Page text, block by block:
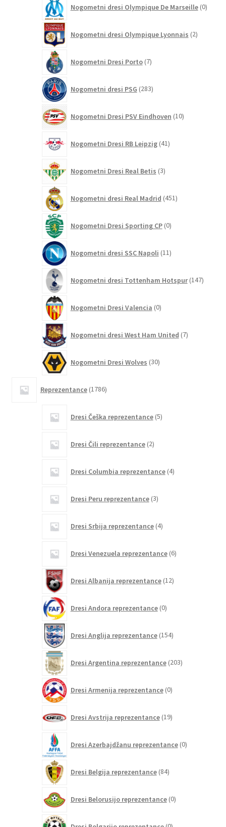
Nogometni dresi Olympique De Marseille 0
Nogometni dresi Olympique Lyonnais 2izdelka
Nogometni Dresi Porto 7izdelkov
Nogometni dresi PSG 283izdelkov
Nogometni Dresi PSV Eindhoven 10izdelkov
Nogometni Dresi RB Leipzig 41izdelkov
Nogometni Dresi Real Betis 3izdelki
Nogometni dresi Real Madrid 451izdelkov
Nogometni Dresi Sporting CP 0izdelkov
Nogometni dresi SSC Napoli 11izdelkov
Nogometni dresi Tottenham Hotspur 147
Nogometni Dresi Valencia 0izdelkov
Nogometni dresi West Ham United 7izdelkov
Nogometni Dresi Wolves 30izdelkov
Reprezentance 1786izdelkov
Dresi Češka reprezentance 5izdelkov
Dresi Čili reprezentance 2izdelka
Dresi Columbia reprezentance 4izdelki
Dresi Peru reprezentance 3izdelki
Dresi Srbija reprezentance 4izdelki
Dresi Venezuela reprezentance 6izdelkov
Dresi Albanija reprezentance 12izdelkov
Dresi Andora reprezentance 0izdelkov
Dresi Anglija reprezentance 154izdelkov
Dresi Argentina reprezentance 203izdelki
Dresi Armenija reprezentance 0izdelkov
Dresi Avstrija reprezentance 19izdelkov
Dresi Azerbajdžanu reprezentance 0izdelkov
Dresi Belgija reprezentance 84izdelkov
Dresi Belorusijo reprezentance 0izdelkov